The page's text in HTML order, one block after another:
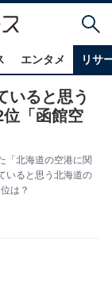
エンタメ リサ
いると思う
位「函館空
「北海道の空港に関
いると思う北海道の
は？